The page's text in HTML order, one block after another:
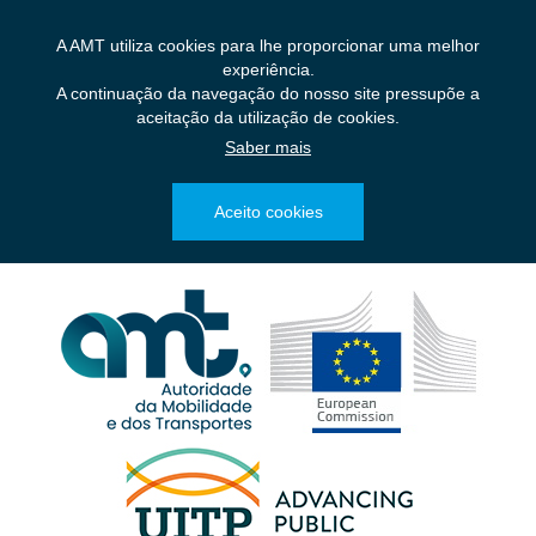
A AMT utiliza cookies para lhe proporcionar uma melhor
experiência.
A continuação da navegação do nosso site pressupõe a
aceitação da utilização de cookies.
Saber mais
Aceito cookies